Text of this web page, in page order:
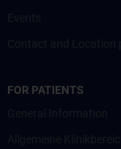
FOR PATIENTS